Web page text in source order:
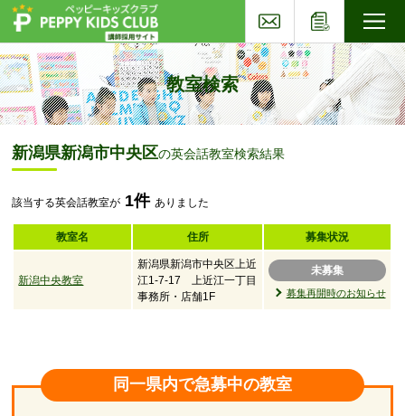
教室検索
新潟県新潟市中央区の英会話教室検索結果
該当する英会話教室が 1件 ありました
教室名 住所 募集状況
新潟中央教室
新潟県新潟市中央区上近
江1-7-17 上近江一丁目
事務所・店舗1F
未募集
募集再開時のお知らせ
同一県内で急募中の教室